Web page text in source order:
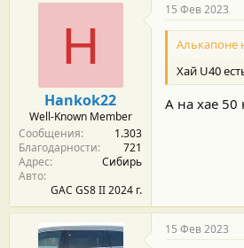
H
Hankok22
Well-Known Member
Сообщения
1.303
Благодарности
721
Адрес
Сибирь
Авто
GAC GS8 II 2024 г.
15 Фев 2023
Алькапоне
Хай U40
А на хае 50
15 Фев 2023